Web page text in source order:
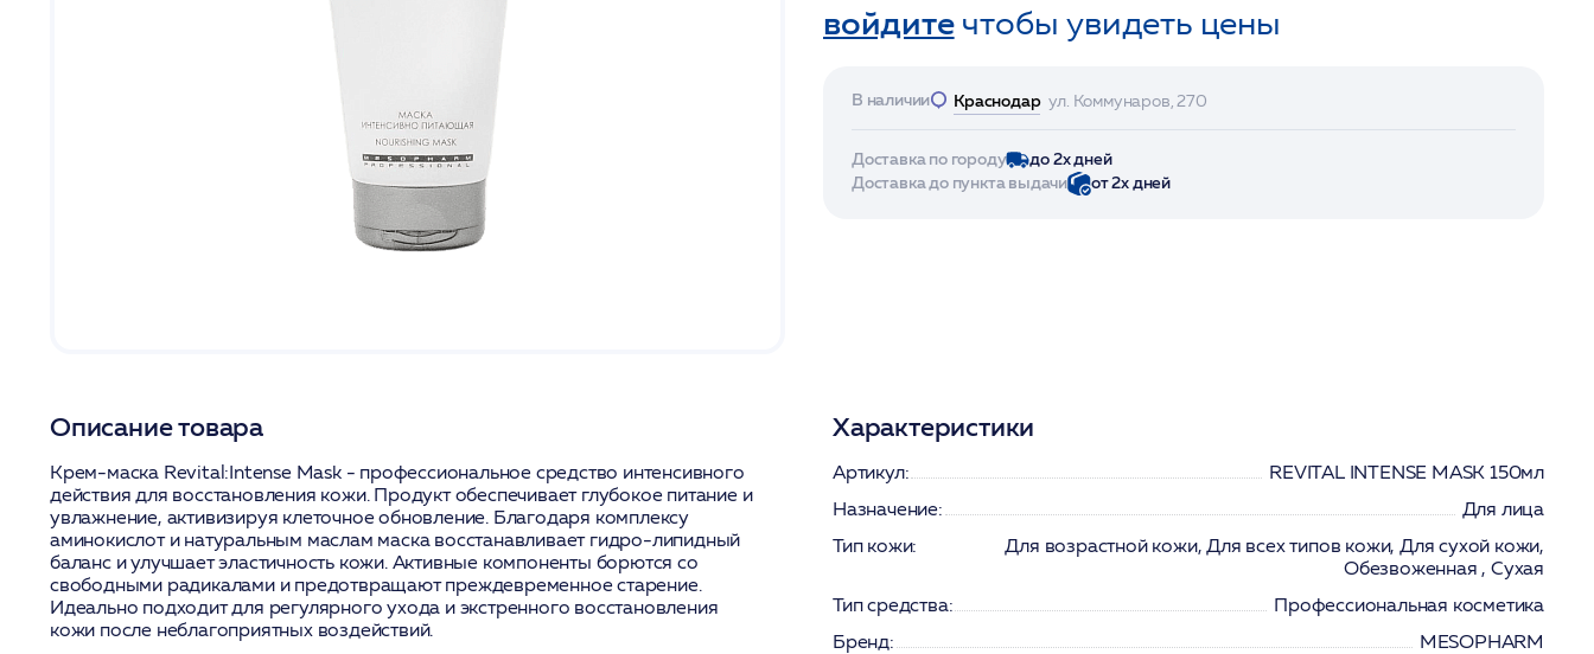
войдитечтобы увидеть цены
В наличии Краснодар ул. Коммунаров, 270
Доставка по городу
до 2х дней
Доставка до пункта выдачи
от 2х дней
Описание товара
Крем-маска Revital:Intense Mask - профессиональное средство интенсивного
действия для восстановления кожи. Продукт обеспечивает глубокое питание и
увлажнение, активизируя клеточное обновление. Благодаря комплексу
аминокислот и натуральным маслам маска восстанавливает гидро-липидный
баланс и улучшает эластичность кожи. Активные компоненты борются со
свободными радикалами и предотвращают преждевременное старение.
Идеально подходит для регулярного ухода и экстренного восстановления
кожи после неблагоприятных воздействий.
Характеристики
Артикул:
REVITAL INTENSE MASK 150мл
Назначение:
Для лица
Тип кожи:
Для возрастной кожи, Для всех типов кожи, Для сухой кожи,
Обезвоженная , Сухая
Тип средства:
Профессиональная косметика
Бренд:
MESOPHARM